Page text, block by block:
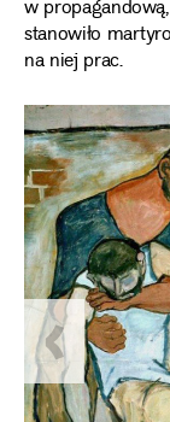
w
stanowiło
na niej prac.